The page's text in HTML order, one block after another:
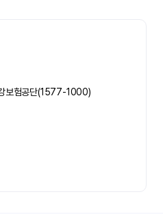
보험공단(1577-1000)